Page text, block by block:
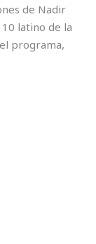
de Nadir
latino de la
programa,